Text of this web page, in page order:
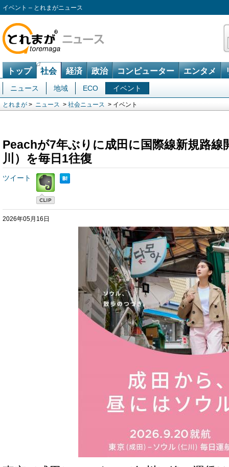
イベント – とれまがニュース
トップ 社会 経済 政治 コンピューター エンタメ
ニュース 地域 ECO イベント
とれまが > ニュース > 社会ニュース > イベント
Peachが7年ぶりに成田に国際線新規路線
川）を毎日1往復
ツイート
2026年05月16日